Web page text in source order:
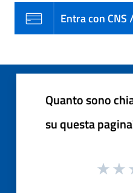
Entra con CNS
Quanto sono
su questa